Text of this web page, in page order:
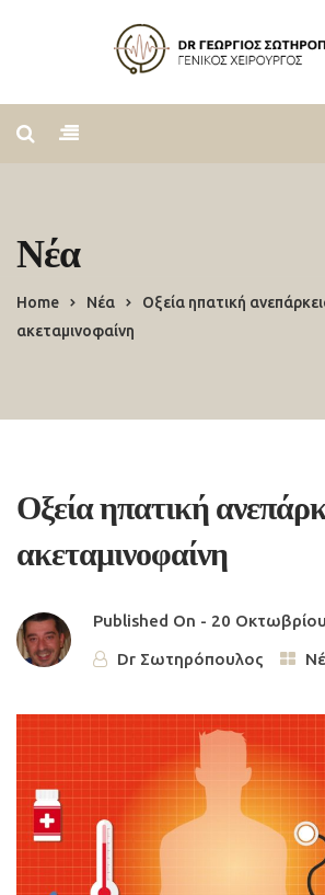
Νέα
Home Νέα
Οξεία ηπατική
ακεταμινοφαίνη
Οξεία ηπατική
ακεταμινοφαίνη
Published On - 20
Dr Σωτηρόπουλος